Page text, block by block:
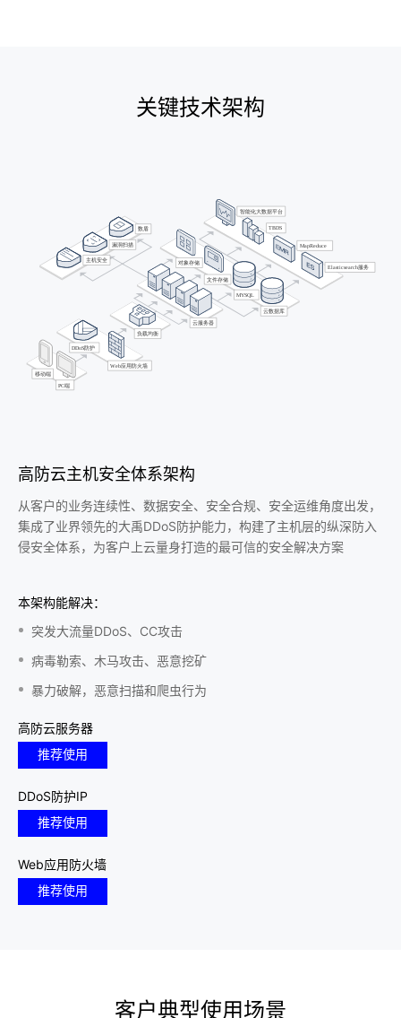
关键技术架构
高防云主机安全体系架构
从客户的业务连续性、数据安全、安全合规、安全运维角度出发，
集成了业界领先的大禹DDoS防护能力，构建了主机层的纵深防入
侵安全体系，为客户上云量身打造的最可信的安全解决方案
本架构能解决：
突发大流量DDoS、CC攻击
病毒勒索、木马攻击、恶意挖矿
暴力破解，恶意扫描和爬虫行为
高防云服务器
推荐使用
DDoS防护IP
推荐使用
Web应用防火墙
推荐使用
客户典型使用场景